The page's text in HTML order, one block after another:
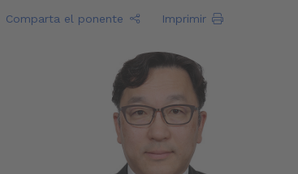
Comparta el ponente Imprimir